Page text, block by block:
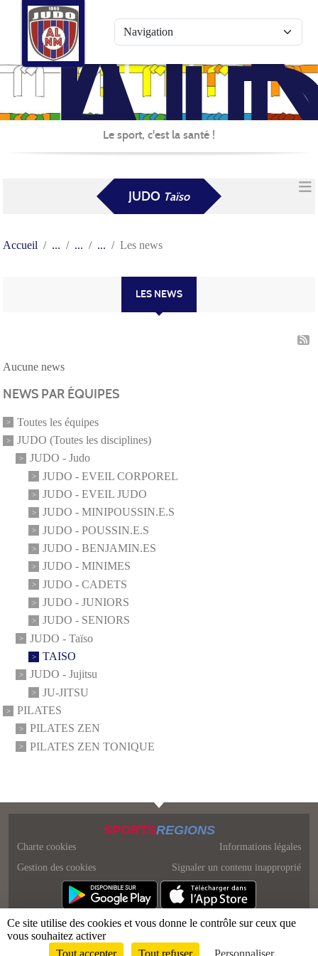
Le sport, c'est la santé !
JUDO Taïso
Accueil Les news
LES NEWS
Aucune news
NEWS PAR ÉQUIPES
Toutes les équipes
JUDO (Toutes les disciplines)
JUDO - Judo
JUDO - EVEIL CORPOREL
JUDO - EVEIL JUDO
JUDO - MINIPOUSSIN.E.S
JUDO - POUSSIN.E.S
JUDO - BENJAMIN.ES
JUDO - MINIMES
JUDO - CADETS
JUDO - JUNIORS
JUDO - SENIORS
JUDO - Taïso
TAISO
JUDO - Jujitsu
JU-JITSU
PILATES
PILATES ZEN
PILATES ZEN TONIQUE
SPORTSREGIONS
Charte cookies
Gestion des cookies
Informations légales
Signaler un contenu inapproprié
Panneau de gestion des cookies
Ce site utilise des cookies et vous donne le contrôle sur ceux que
vous souhaitez activer
Tout accepter
Tout refuser Personnaliser